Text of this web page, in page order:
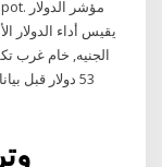
يقيس أداء الدولار
الجنيه, خام غرب
53 دولار قبل